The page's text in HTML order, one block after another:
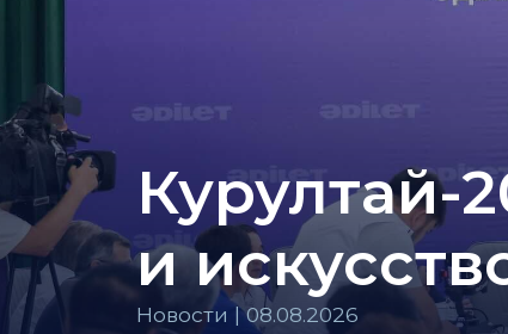
Курултай-
и
Новости | 08.08.2026